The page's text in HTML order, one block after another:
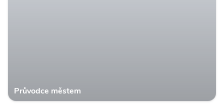
Průvodce městem